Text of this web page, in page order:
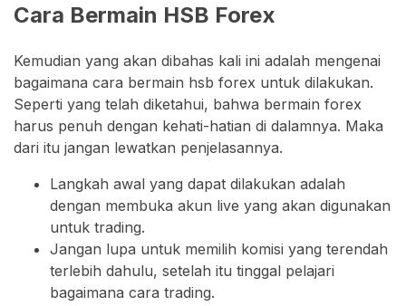
Cara Bermain HSB Forex
Kemudian yang akan dibahas kali ini adalah mengenai
bagaimana cara bermain hsb forex untuk dilakukan.
Seperti yang telah diketahui, bahwa bermain forex
harus penuh dengan kehati-hatian di dalamnya. Maka
dari itu jangan lewatkan penjelasannya.
Langkah awal yang dapat dilakukan adalah
dengan membuka akun live yang akan digunakan
untuk trading.
Jangan lupa untuk memilih komisi yang terendah
terlebih dahulu, setelah itu tinggal pelajari
bagaimana cara trading.